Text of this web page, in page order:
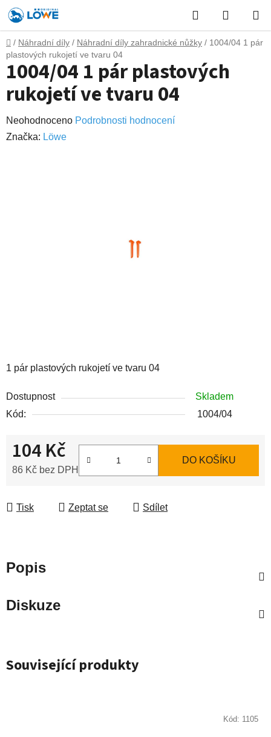
Přejít
na
obsah
Hledat
KOŠÍK
Domů
/ Náhradní díly / Náhradní díly zahradnické nůžky / 1004/04 1 pár
plastových rukojetí ve tvaru 04
1 pár plastových rukojetí ve tvaru 04
Dostupnost
Skladem
Kód:
1004/04
104 Kč
86 Kč bez DPH
DO KOŠÍKU
Tisk Zeptat se Sdílet
1004/04 1 pár plastových
rukojetí ve tvaru 04
Průměrné
hodnocení
Neohodnoceno Podrobnosti hodnocení
Značka: Lӧwe
Popis
Diskuze
Související produkty
Kód: 1105